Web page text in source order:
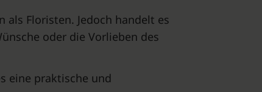
als Floristen. Jedoch handelt es
oder die Vorlieben des
eine praktische und